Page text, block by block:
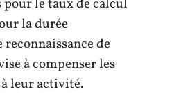
le taux de calcul
la durée
reconnaissance de
à compenser les
leur activité.